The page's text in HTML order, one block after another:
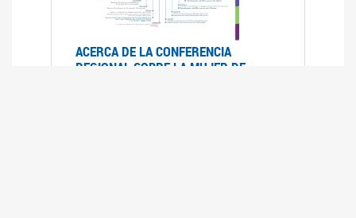
ACERCA DE LA CONFERENCIA
REGIONAL SOBRE LA MUJER DE